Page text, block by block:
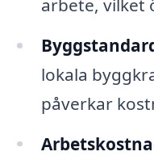
arbete, vilket
lokala
påverkar